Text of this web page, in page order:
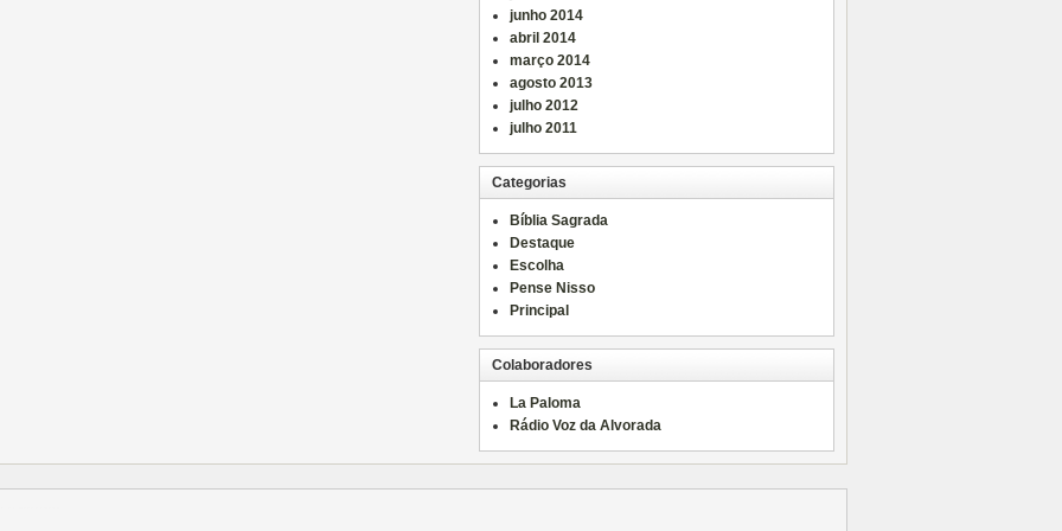
junho 2014
abril 2014
março 2014
agosto 2013
julho 2012
julho 2011
Categorias
Bíblia Sagrada
Destaque
Escolha
Pense Nisso
Principal
Colaboradores
La Paloma
Rádio Voz da Alvorada